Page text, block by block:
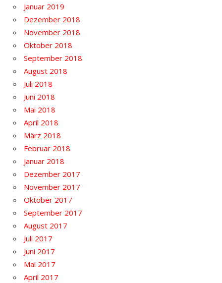
Januar 2019
Dezember 2018
November 2018
Oktober 2018
September 2018
August 2018
Juli 2018
Juni 2018
Mai 2018
April 2018
März 2018
Februar 2018
Januar 2018
Dezember 2017
November 2017
Oktober 2017
September 2017
August 2017
Juli 2017
Juni 2017
Mai 2017
April 2017